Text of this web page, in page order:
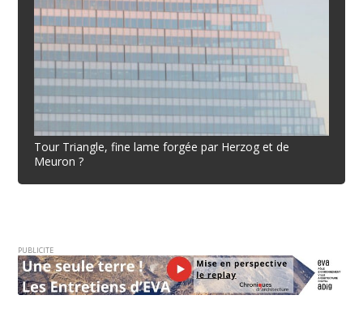
Tour Triangle, fine lame forgée par Herzog et de
Meuron ?
PUBLICITE